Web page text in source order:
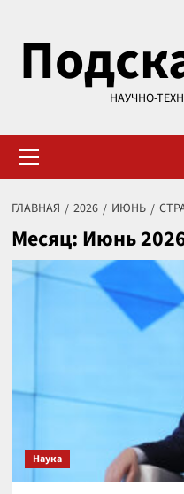
содержимому
НАУЧНО-
меню
ГЛАВНАЯ 2026 ИЮНЬ
Месяц: Июнь
Наука